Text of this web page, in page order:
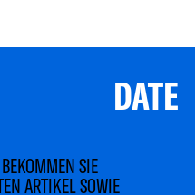
DATE
SIE
ARTIKEL SOWIE